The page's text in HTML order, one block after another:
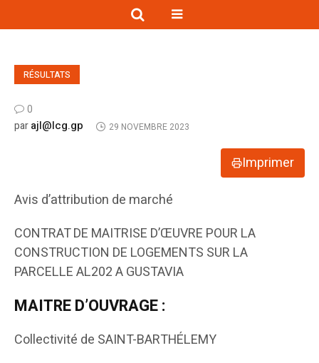
RÉSULTATS
0
parajl@lcg.gp 29 NOVEMBRE 2023
Imprimer
Avis d’attribution de marché
CONTRAT DE MAITRISE D’ŒUVRE POUR LA
CONSTRUCTION DE LOGEMENTS SUR LA
PARCELLE AL202 A GUSTAVIA
MAITRE D’OUVRAGE :
Collectivité de SAINT-BARTHÉLEMY